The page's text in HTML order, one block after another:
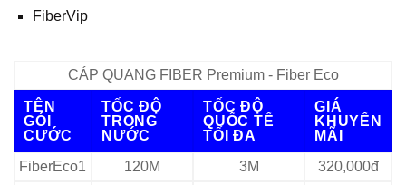
FiberVip
CÁP QUANG FIBER Premium - Fiber Eco
TÊN
GÓI
CƯỚC
TỐC ĐỘ
TRONG
NƯỚC
TỐC ĐỘ
QUỐC TẾ
TỐI ĐA
GIÁ
KHUYẾN
MÃI
FiberEco1
120M 3M
320,000đ